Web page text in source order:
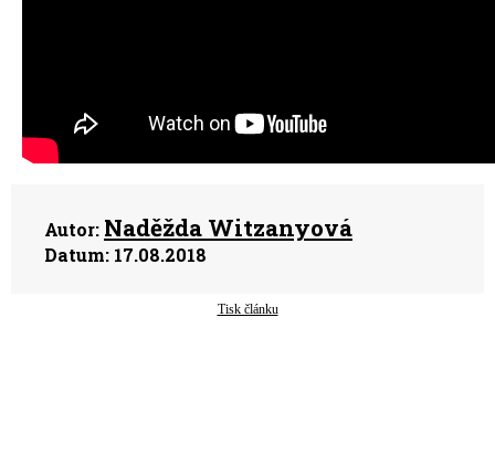
Autor: Naděžda Witzanyová
Datum: 17.08.2018
Tisk článku